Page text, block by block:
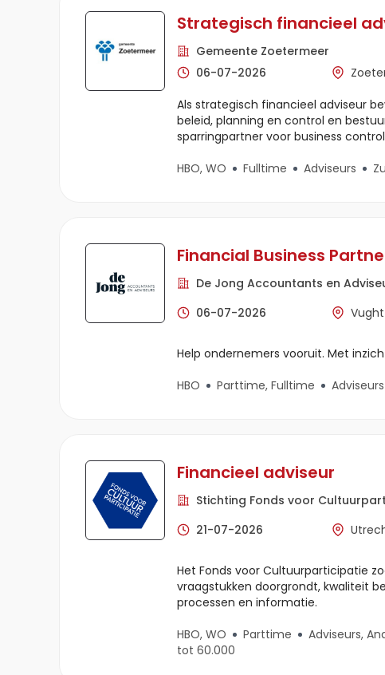
Strategisch financieel
Gemeente Zoetermeer
06-07-2026
Als strategisch financieel adviseur
beleid, planning en control en
sparringpartner voor business
HBO, WO
Fulltime Adviseurs
Financial Business
De Jong Accountants en
06-07-2026
Vught
Help ondernemers vooruit. Met
HBO
Parttime, Fulltime Adviseurs
Financieel adviseur
Stichting Fonds voor
21-07-2026
Het Fonds voor Cultuurparticipatie
vraagstukken doorgrondt, kwaliteit
processen en informatie.
HBO, WO
Parttime Adviseurs,
tot 60.000